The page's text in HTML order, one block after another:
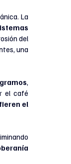
del
una
,
el café
el